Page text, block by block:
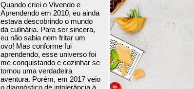
Quando criei o Vivendo e
Aprendendo em 2010, eu ainda
estava descobrindo o mundo
da culinária. Para ser sincera,
eu não sabia nem fritar um
ovo! Mas conforme fui
aprendendo, esse universo foi
me conquistando e cozinhar se
tornou uma verdadeira
aventura. Porém, em 2017 veio
o diagnóstico de intolerância à